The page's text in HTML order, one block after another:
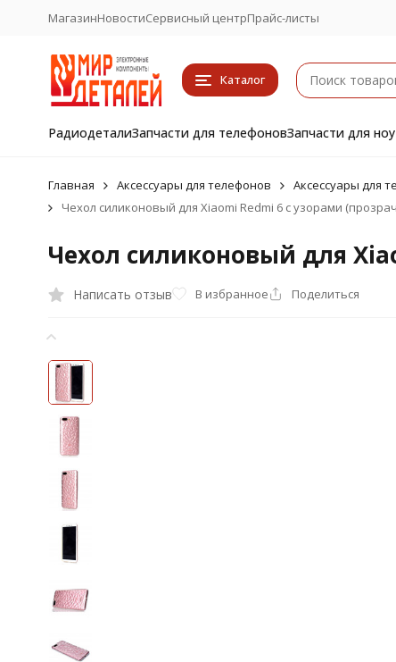
МагазинНовостиСервисный центрПрайс-листы
Каталог
РадиодеталиЗапчасти для телефоновЗапчасти для
Главная Аксессуары для телефонов Аксессуары для
Чехол силиконовый для Xiaomi Redmi 6 с узорами
Чехол силиконовый для
Написать отзыв В избранное Поделиться